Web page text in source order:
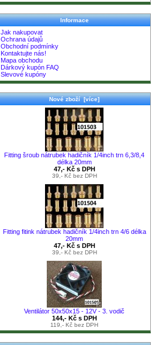
Informace
Jak nakupovat
Ochrana údajů
Obchodní podmínky
Kontaktujte nás!
Mapa obchodu
Dárkový kupón FAQ
Slevové kupóny
Nové zboží [více]
Fitting šroub nátrubek hadičník 1/4inch trn 6,3/8,4
délka 20mm
47,- Kč s DPH
39,- Kč bez DPH
Fitting fitink nátrubek hadičník 1/4inch trn 4/6 délka
20mm
47,- Kč s DPH
39,- Kč bez DPH
Ventilátor 50x50x15 - 12V - 3. vodič
144,- Kč s DPH
119,- Kč bez DPH